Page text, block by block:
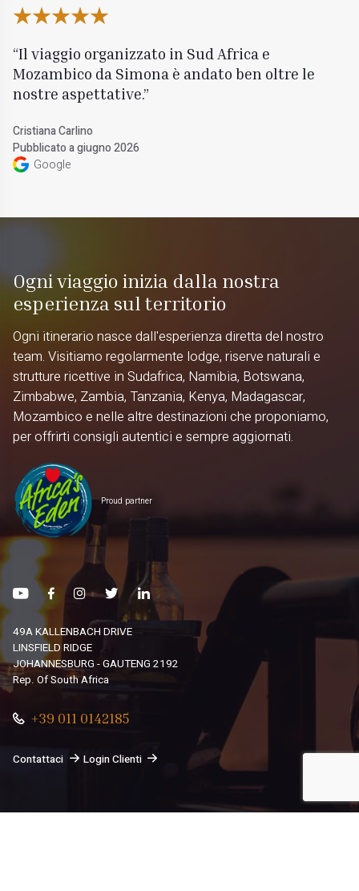
Il viaggio organizzato in Sud Africa e
Mozambico da Simona è andato ben oltre le
nostre aspettative.
Cristiana Carlino
Pubblicato a giugno 2026
Google
Ogni viaggio inizia dalla nostra
esperienza sul territorio
Ogni itinerario nasce dall'esperienza diretta del nostro
team. Visitiamo regolarmente lodge, riserve naturali e
strutture ricettive in Sudafrica, Namibia, Botswana,
Zimbabwe, Zambia, Tanzania, Kenya, Madagascar,
Mozambico e nelle altre destinazioni che proponiamo,
per offrirti consigli autentici e sempre aggiornati.
Proud partner
49A KALLENBACH DRIVE
LINSFIELD RIDGE
JOHANNESBURG - GAUTENG 2192
Rep. Of South Africa
+39 011 0142185
Contattaci Login Clienti